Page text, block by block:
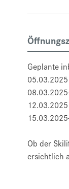
Geplante
05.03.2025
12.03.2025
Ob der
ersichtlich